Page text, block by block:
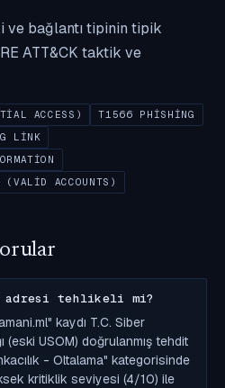
ve bağlantı tipinin tipik
ATT&CK taktik ve
ACCESS)
T1566 PHISHING
LINK
ACCOUNTS)
adresi tehlikeli mi?
kaydı T.C. Siber
(eski USOM) doğrulanmış tehdit
- Oltalama" kategorisinde
kritiklik seviyesi (4/10) ile